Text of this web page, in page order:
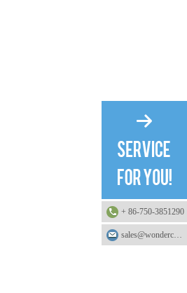
+ 86-750-3851290
sales@wonderchemical.com